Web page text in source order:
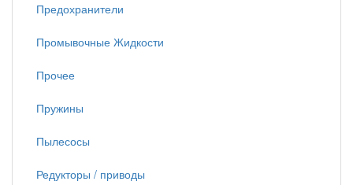
Предохранители
Промывочные Жидкости
Прочее
Пружины
Пылесосы
Редукторы / приводы